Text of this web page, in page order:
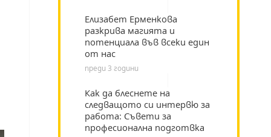
Елизабет Ерменкова
разкрива магията и
потенциала във всеки един
от нас
преди 3 години
Как да блеснете на
следващото си интервю за
работа: Съвети за
професионална подготвка